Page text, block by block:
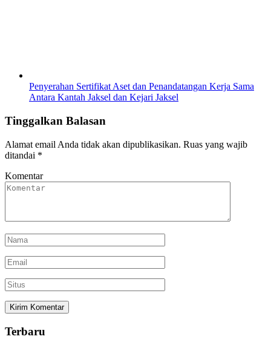
Penyerahan Sertifikat Aset dan Penandatangan Kerja Sama
Antara Kantah Jaksel dan Kejari Jaksel
Tinggalkan Balasan
Alamat email Anda tidak akan dipublikasikan. Ruas yang wajib
ditandai *
Komentar
Terbaru